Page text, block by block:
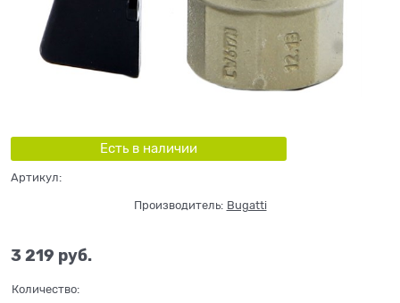
Есть в наличии
Артикул:
Производитель: Bugatti
3 219 руб.
Количество: